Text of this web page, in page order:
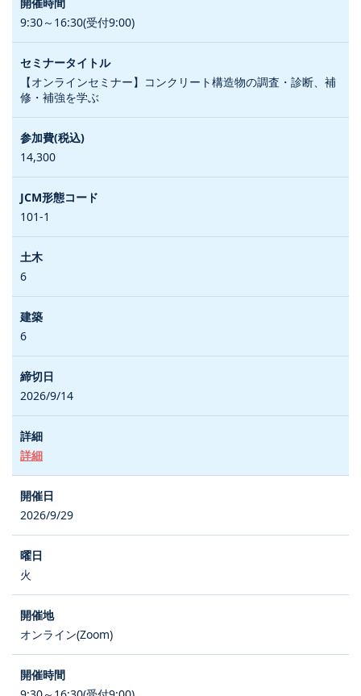
9:30～16:30(受付9:00)
【オンラインセミナー】コンクリート構造物の調査・診断、補
修・補強を学ぶ
14,300
101-1
6
6
2026/9/14
詳細
2026/9/29
火
オンライン(Zoom)